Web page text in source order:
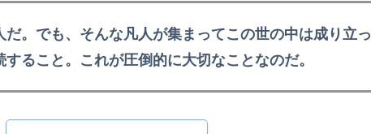
。でも、そんな凡人が集まってこの世の中は成り立っ
ること。これが圧倒的に大切なことなのだ。